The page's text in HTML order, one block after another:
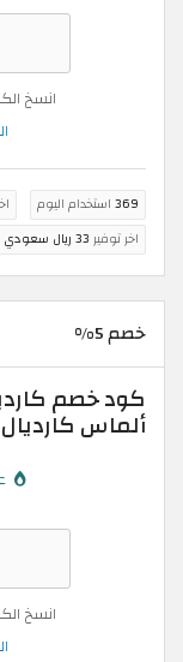
انسخ
369 استخدام اليوم
اخر توفير 33 ريال سعودي
خصم 5%
ألماس كارديال
انسخ